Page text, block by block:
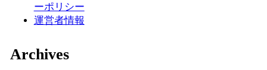
ーポリシー
運営者情報
Archives